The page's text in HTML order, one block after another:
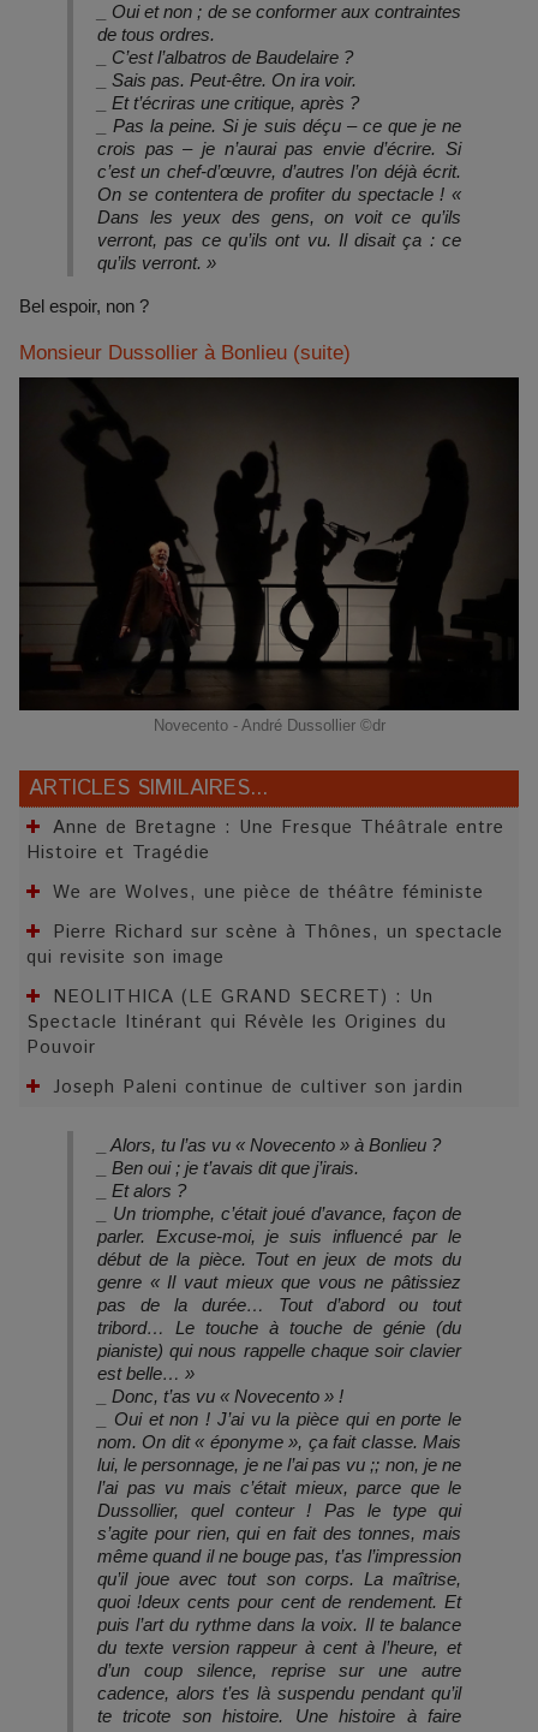
_ Oui et non ; de se conformer aux contraintes
de tous ordres.
_ C’est l’albatros de Baudelaire ?
_ Sais pas. Peut-être. On ira voir.
_ Et t’écriras une critique, après ?
_ Pas la peine. Si je suis déçu – ce que je ne
crois pas – je n’aurai pas envie d’écrire. Si
c’est un chef-d’œuvre, d’autres l’on déjà écrit.
On se contentera de profiter du spectacle ! «
Dans les yeux des gens, on voit ce qu’ils
verront, pas ce qu’ils ont vu. Il disait ça : ce
qu’ils verront. »
Bel espoir, non ?
Monsieur Dussollier à Bonlieu (suite)
Novecento - André Dussollier ©dr
ARTICLES SIMILAIRES...
Anne de Bretagne : Une Fresque Théâtrale entre
Histoire et Tragédie
We are Wolves, une pièce de théâtre féministe
Pierre Richard sur scène à Thônes, un spectacle
qui revisite son image
NEOLITHICA (LE GRAND SECRET) : Un
Spectacle Itinérant qui Révèle les Origines du
Pouvoir
Joseph Paleni continue de cultiver son jardin
_ Alors, tu l’as vu « Novecento » à Bonlieu ?
_ Ben oui ; je t’avais dit que j’irais.
_ Et alors ?
_ Un triomphe, c’était joué d’avance, façon de
parler. Excuse-moi, je suis influencé par le
début de la pièce. Tout en jeux de mots du
genre « Il vaut mieux que vous ne pâtissiez
pas de la durée… Tout d’abord ou tout
tribord… Le touche à touche de génie (du
pianiste) qui nous rappelle chaque soir clavier
est belle… »
_ Donc, t’as vu « Novecento » !
_ Oui et non ! J’ai vu la pièce qui en porte le
nom. On dit « éponyme », ça fait classe. Mais
lui, le personnage, je ne l’ai pas vu ;; non, je ne
l’ai pas vu mais c’était mieux, parce que le
Dussollier, quel conteur ! Pas le type qui
s’agite pour rien, qui en fait des tonnes, mais
même quand il ne bouge pas, t’as l’impression
qu’il joue avec tout son corps. La maîtrise,
quoi !deux cents pour cent de rendement. Et
puis l’art du rythme dans la voix. Il te balance
du texte version rappeur à cent à l’heure, et
d’un coup silence, reprise sur une autre
cadence, alors t’es là suspendu pendant qu’il
te tricote son histoire. Une histoire à faire